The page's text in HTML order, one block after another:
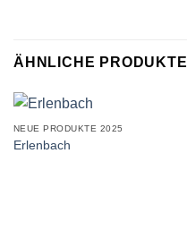
ÄHNLICHE PRODUKTE
NEUE PRODUKTE 2025
Erlenbach